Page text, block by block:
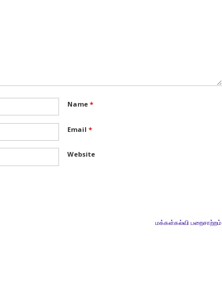
Name *
Email *
Website
மக்கள்கல்வி பறைசாற்றம்